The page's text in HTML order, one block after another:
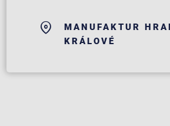
MANUFAKTUR
KRÁLOVÉ